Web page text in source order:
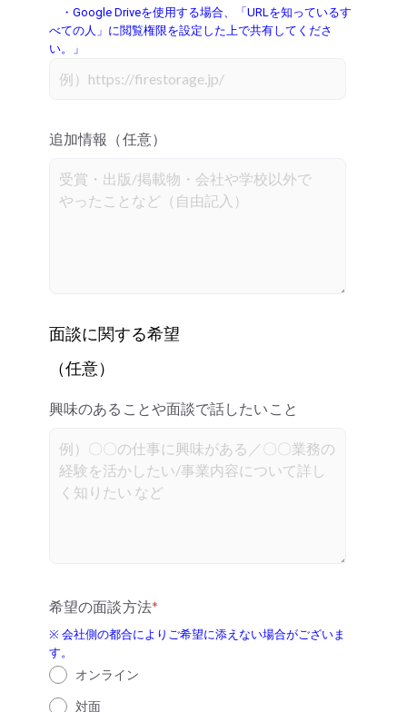
・Google Driveを使用する場合、「URLを知っているす
べての人」に閲覧権限を設定した上で共有してくださ
い。」
追加情報（任意）
面談に関する希望
（任意）
興味のあることや面談で話したいこと
希望の面談方法*
※ 会社側の都合によりご希望に添えない場合がございま
す。
オンライン
対面